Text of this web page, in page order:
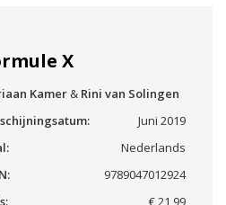
X
Kamer & Rini van Solingen
Juni 2019
Nederlands
9789047012924
€ 21,99